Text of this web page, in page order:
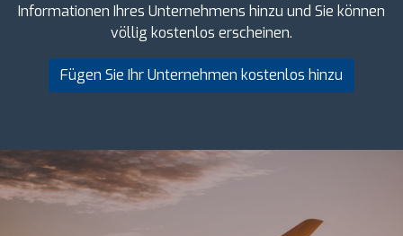
Informationen Ihres Unternehmens hinzu und Sie können
völlig kostenlos erscheinen.
Fügen Sie Ihr Unternehmen kostenlos hinzu